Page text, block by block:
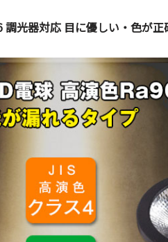
調光器対応 目に優しい・色が